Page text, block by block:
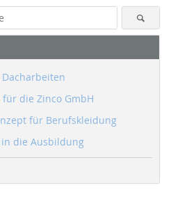
die Zinco GmbH
für Berufskleidung
die Ausbildung